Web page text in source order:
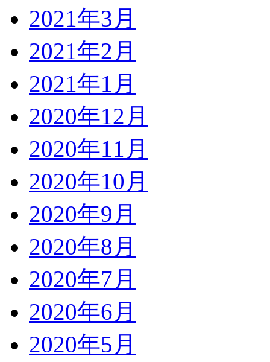
2021年3月
2021年2月
2021年1月
2020年12月
2020年11月
2020年10月
2020年9月
2020年8月
2020年7月
2020年6月
2020年5月